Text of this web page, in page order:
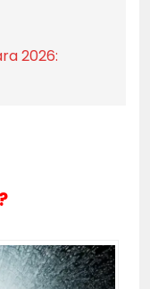
2026: